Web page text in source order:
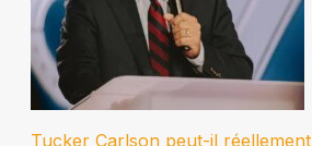
Tucker Carlson peut-il réellement